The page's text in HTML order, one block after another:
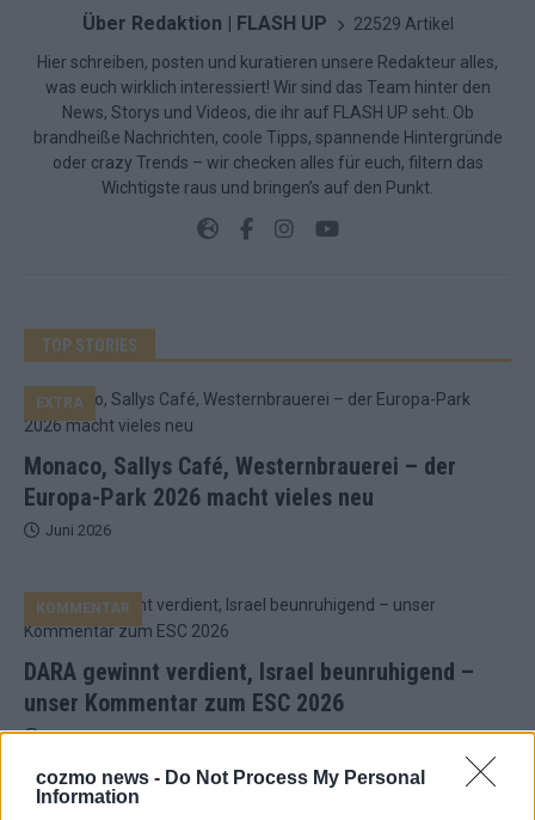
cozmo news - Do Not Process My Personal
Information
Über Redaktion | FLASH UP 22529 Artikel
Hier schreiben, posten und kuratieren unsere Redakteur alles,
was euch wirklich interessiert! Wir sind das Team hinter den
News, Storys und Videos, die ihr auf FLASH UP seht. Ob
brandheiße Nachrichten, coole Tipps, spannende Hintergründe
oder crazy Trends – wir checken alles für euch, filtern das
Wichtigste raus und bringen’s auf den Punkt.
TOP STORIES
Monaco, Sallys Café, Westernbrauerei – der
Europa-Park 2026 macht vieles neu
EXTRA
Juni 2026
DARA gewinnt verdient, Israel beunruhigend –
unser Kommentar zum ESC 2026
KOMMENTAR
Mai 2026
KOMMENTAR